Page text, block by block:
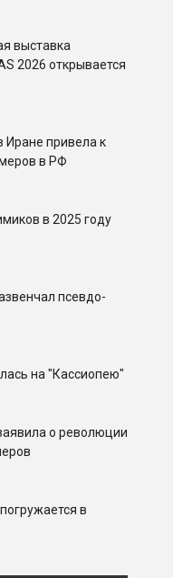
выставка
2026 открывается
Иране привела к
в РФ
в 2025 году
псевдо-
на "Кассиопею"
о революции
в